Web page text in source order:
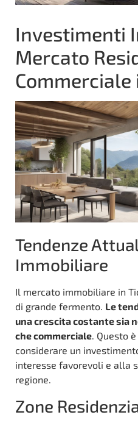
Investimenti
Mercato
Commerciale
Tendenze
Immobiliare
Il mercato immobiliare in
di grande fermento. Le
una crescita costante sia
che commerciale. Questo
considerare un
interesse favorevoli e alla
regione.
Zone